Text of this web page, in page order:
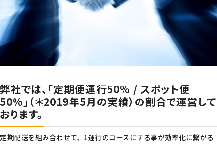
弊社では、「定期便運行50％ / スポット便
50％」（＊2019年5月の実績）の割合で運営して
おります。
定期配送を組み合わせて、1運行のコースにする事が効率化に繋がる